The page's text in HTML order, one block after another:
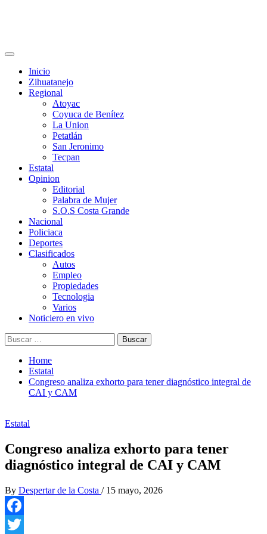
Primary
Inicio
Zihuatanejo
Regional
Atoyac
Coyuca de Benítez
La Union
Petatlán
San Jeronimo
Tecpan
Estatal
Opinion
Editorial
Palabra de Mujer
S.O.S Costa Grande
Nacional
Policiaca
Deportes
Clasificados
Autos
Empleo
Propiedades
Tecnologia
Varios
Noticiero en vivo
Buscar:
Home
Estatal
Congreso analiza exhorto para tener diagnóstico integral de
CAI y CAM
Estatal
Congreso analiza exhorto para tener
diagnóstico integral de CAI y CAM
By Despertar de la Costa / 15 mayo, 2026
Facebook